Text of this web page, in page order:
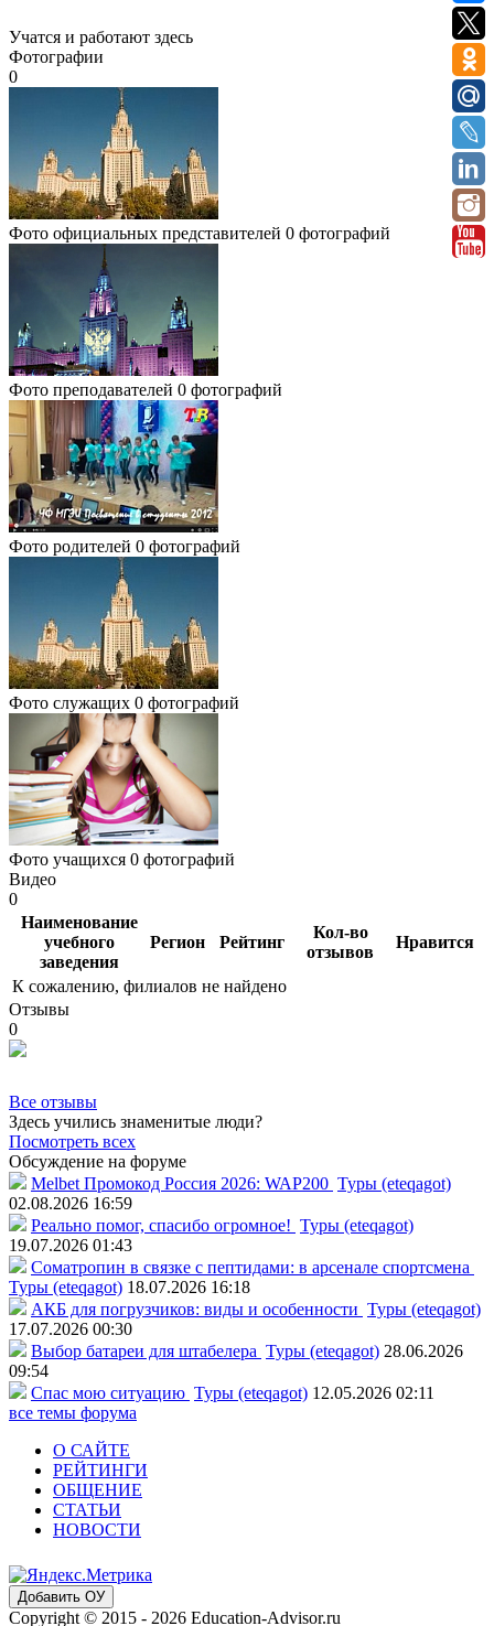
Учатся и работают здесь
Фотографии
0
Фото официальных представителей 0 фотографий
Фото преподавателей 0 фотографий
Фото родителей 0 фотографий
Фото служащих 0 фотографий
Фото учащихся 0 фотографий
Видео
0
Наименование
учебного
заведения
Регион Рейтинг
Кол-во
отзывов
Нравится
К сожалению, филиалов не найдено
Отзывы
0
Все отзывы
Здесь учились знаменитые люди?
Посмотреть всех
Обсуждение на форуме
Melbet Промокод Россия 2026: WAP200 Туры (eteqagot)
02.08.2026 16:59
Реально помог, спасибо огромное! Туры (eteqagot)
19.07.2026 01:43
Соматропин в связке с пептидами: в арсенале спортсмена
Туры (eteqagot) 18.07.2026 16:18
АКБ для погрузчиков: виды и особенности Туры (eteqagot)
17.07.2026 00:30
Выбор батареи для штабелера Туры (eteqagot) 28.06.2026
09:54
Спас мою ситуацию Туры (eteqagot) 12.05.2026 02:11
все темы форума
О САЙТЕ
РЕЙТИНГИ
ОБЩЕНИЕ
СТАТЬИ
НОВОСТИ
Добавить ОУ
Copyright © 2015 - 2026 Education-Advisor.ru